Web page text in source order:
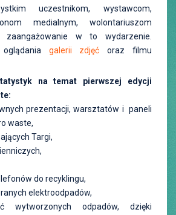
uczestnikom, wystawcom,
medialnym, wolontariuszom
w to wydarzenie.
galerii zdjęć oraz filmu
na temat pierwszej edycji
prezentacji, warsztatów i paneli
waste,
Targi,
do recyklingu,
elektroodpadów,
wytworzonych odpadów, dzięki